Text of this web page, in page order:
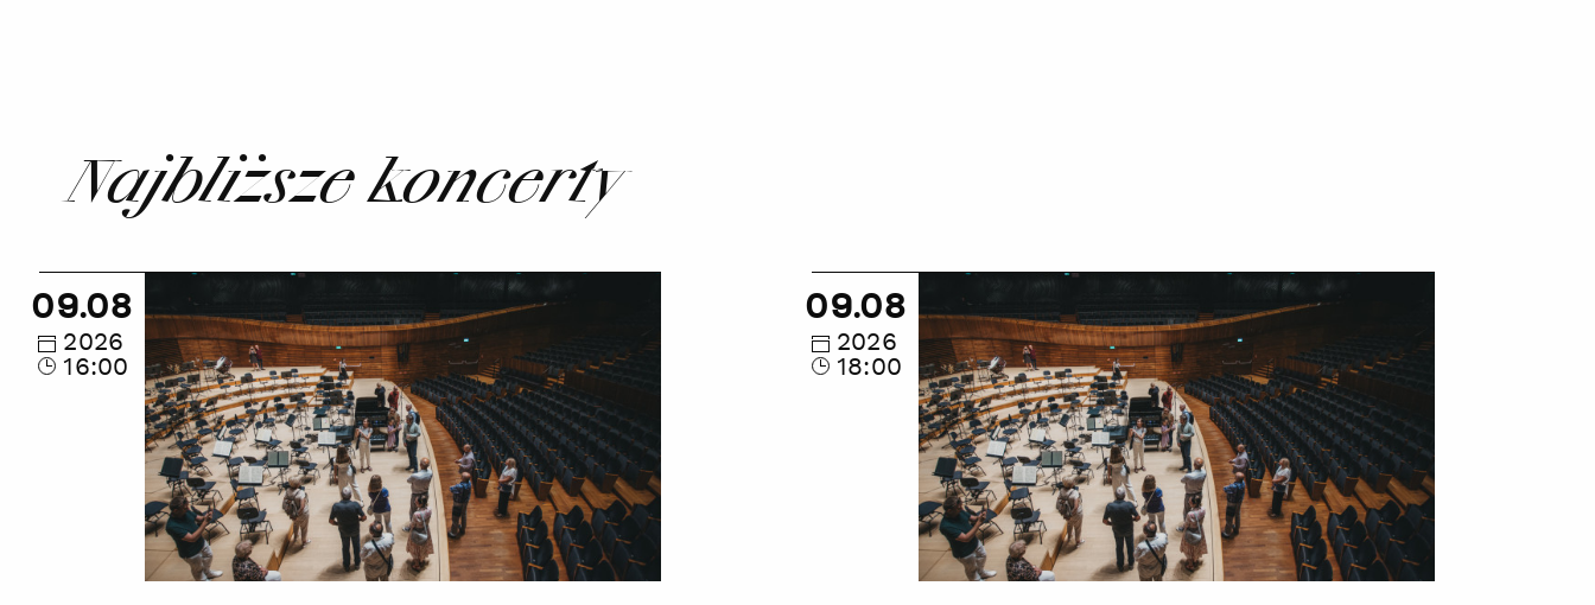
Najbliższe koncerty
Wakacyjne
zwiedzanie
zakamarków
NOSPR
09.08
2026
16:00
Wakacyjne
zwiedzanie
zakamarków
NOSPR
09.08
2026
18:00